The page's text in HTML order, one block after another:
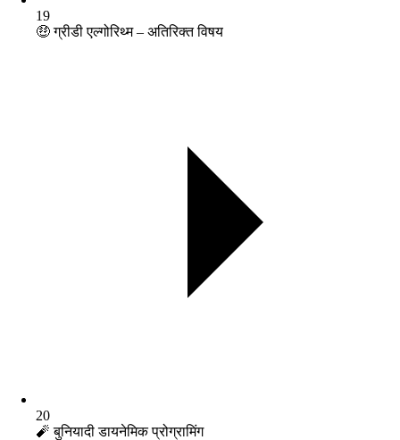
19
🤑 ग्रीडी एल्गोरिथ्म – अतिरिक्त विषय
20
🧨 बुनियादी डायनेमिक प्रोग्रामिंग